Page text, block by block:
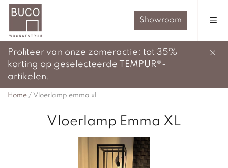
Showroom
Profiteer van onze zomeractie: tot 35%
korting op geselecteerde TEMPUR®-
artikelen.
Home / Vloerlamp emma xl
Vloerlamp Emma XL